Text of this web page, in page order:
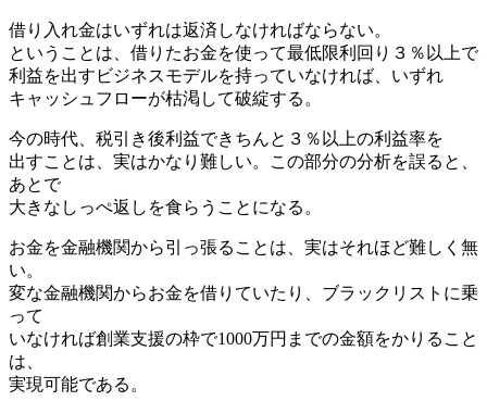
借り入れ金はいずれは返済しなければならない。
ということは、借りたお金を使って最低限利回り３％以上で
利益を出すビジネスモデルを持っていなければ、いずれ
キャッシュフローが枯渇して破綻する。
今の時代、税引き後利益できちんと３％以上の利益率を
出すことは、実はかなり難しい。この部分の分析を誤ると、
あとで
大きなしっぺ返しを食らうことになる。
お金を金融機関から引っ張ることは、実はそれほど難しく無
い。
変な金融機関からお金を借りていたり、ブラックリストに乗
って
いなければ創業支援の枠で1000万円までの金額をかりること
は、
実現可能である。